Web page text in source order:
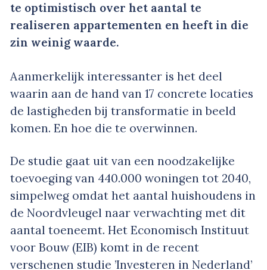
te optimistisch over het aantal te
realiseren appartementen en heeft in die
zin weinig waarde.
Aanmerkelijk interessanter is het deel
waarin aan de hand van 17 concrete locaties
de lastigheden bij transformatie in beeld
komen. En hoe die te overwinnen.
De studie gaat uit van een noodzakelijke
toevoeging van 440.000 woningen tot 2040,
simpelweg omdat het aantal huishoudens in
de Noordvleugel naar verwachting met dit
aantal toeneemt. Het Economisch Instituut
voor Bouw (EIB) komt in de recent
verschenen studie ’Investeren in Nederland’